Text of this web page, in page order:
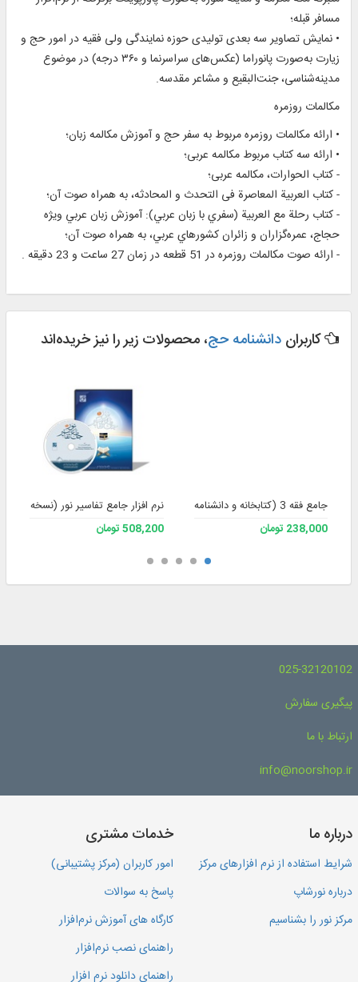
مسافر قبله؛
• نمايش تصاوير سه بعدی توليدی حوزه نمايندگی ولی فقيه در امور حج و
زیارت به‌صورت پانوراما (عکس‌های سراسرنما و ۳۶۰ درجه) در موضوع
مدينه‌شناسی، جنت‌البقيع و مشاعر مقدسه.
مکالمات روزمره
• ارائه مکالمات روزمره مربوط به سفر حج و آموزش مکالمه زبان؛
• ارائه سه کتاب مربوط مکالمه عربی؛
- کتاب الحوارات، مکالمه عربی؛
- کتاب العربیة المعاصرة فی التحدث و المحادثه، به همراه صوت آن؛
- کتاب رحلة مع العربية (سفري با زبان عربي): آموزش زبان عربي ويژه
حجاج، عمره‌گزاران و زائران کشورهاي عربي، به همراه صوت آن؛
- ارائه صوت مکالمات روزمره در 51 قطعه در زمان 27 ساعت و 23 دقیقه .
کاربران دانشنامه حج، محصولات زیر را نیز خریده‌اند
جامع فقه 3 (کتابخانه و دانشنامه تخصصی فقه)
238,000 تومان
نرم افزار جامع تفاسیر نور (نسخه 4)
508,200 تومان
025-32120102
پیگیری سفارش
ارتباط با ما
info@noorshop.ir
درباره ما
شرایط استفاده از نرم افزارهای مرکز
درباره نورشاپ
مرکز نور را بشناسیم
خدمات مشتری
امور کاربران (مرکز پشتیبانی)
پاسخ به سوالات
کارگاه های آموزش نرم‌افزار
راهنمای نصب نرم‌افزار
راهنمای دانلود نرم افزار